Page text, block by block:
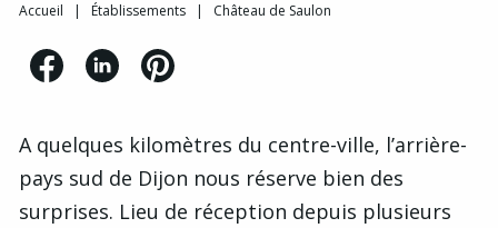
Accueil | Établissements | Château de Saulon
A quelques kilomètres du centre-ville, l’arrière-
pays sud de Dijon nous réserve bien des
surprises. Lieu de réception depuis plusieurs